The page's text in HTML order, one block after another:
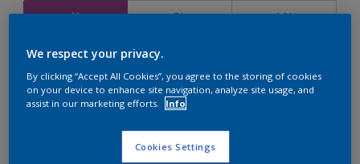
1L 5L 10L
Quantité Calculateur de peinture
Calculer
We respect your privacy.
By clicking “Accept All Cookies”, you agree to the storing of cookies
on your device to enhance site navigation, analyze site usage, and
assist in our marketing efforts.
Info
Cookies Settings